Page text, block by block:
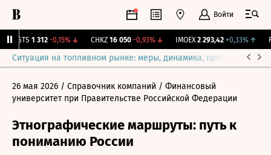
Войти
MGTS 1 312 -0,15%↓ CHKZ 16 050 -0,93%↓ IMOEX 2 293,42 +0,33%↑
Ситуация на топливном рынке: меры, динамика, прогнозы
26 мая 2026 / Справочник компаний / Финансовый
университет при Правительстве Российской Федерации
Этнографические маршруты: путь к
пониманию России